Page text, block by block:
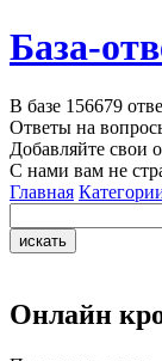
База-
В базе 156679
Ответы на
Добавляйте свои
С нами вам не
Главная
Онлайн